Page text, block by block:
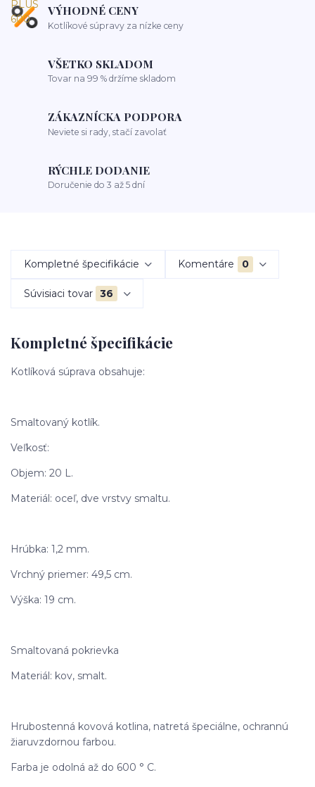
VÝHODNÉ CENY
Kotlíkové súpravy za nízke ceny
VŠETKO SKLADOM
Tovar na 99 % držíme skladom
ZÁKAZNÍCKA PODPORA
Neviete si rady, stačí zavolať
RÝCHLE DODANIE
Doručenie do 3 až 5 dní
Kompletné špecifikácie Komentáre 0
Súvisiaci tovar 36
Kompletné špecifikácie
Kotlíková súprava obsahuje:
Smaltovaný kotlík.
Veľkosť:
Objem: 20 L.
Materiál: oceľ, dve vrstvy smaltu.
Hrúbka: 1,2 mm.
Vrchný priemer: 49,5 cm.
Výška: 19 cm.
Smaltovaná pokrievka
Materiál: kov, smalt.
Hrubostenná kovová kotlina, natretá špeciálne, ochrannú
žiaruvzdornou farbou.
Farba je odolná až do 600 ° C.